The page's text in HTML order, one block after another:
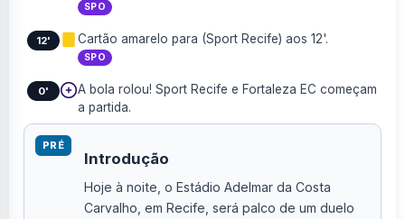
SPO
12' Cartão amarelo para (Sport Recife) aos 12'.
SPO
0'
A bola rolou! Sport Recife e Fortaleza EC começam
a partida.
PRÉ
Introdução
Hoje à noite, o Estádio Adelmar da Costa
Carvalho, em Recife, será palco de um duelo